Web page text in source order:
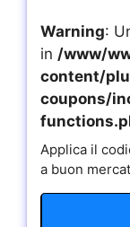
Warning:
in /www/
content/
coupons/
Applica il
a buon